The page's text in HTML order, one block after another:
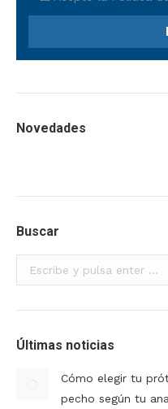
Novedades
Buscar
Buscar:
Últimas noticias
Cómo elegir tu
pecho según tu